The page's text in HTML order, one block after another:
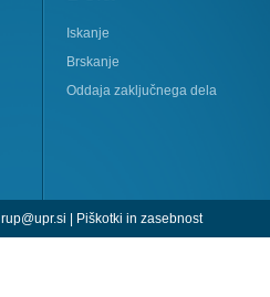
Iskanje
Brskanje
Oddaja zaključnega dela
rup@upr.si | Piškotki in zasebnost